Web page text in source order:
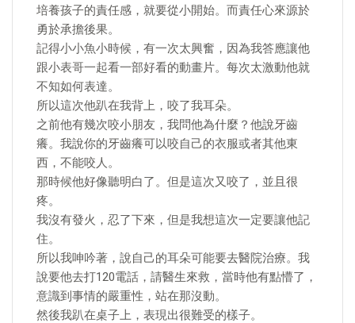
培養孩子的責任感，就要從小開始。而責任心來源於
勇於承擔後果。
記得小小魚小時候，有一次太興奮，因為我答應讓他
跟小表哥一起看一部好看的動畫片。每次太激動他就
不知如何表達。
所以這次他趴在我背上，咬了我耳朵。
之前他有幾次咬小朋友，我問他為什麼？他說牙齒
癢。我說你的牙齒癢可以咬自己的衣服或者其他東
西，不能咬人。
那時候他好像聽明白了。但是這次又咬了，並且很
疼。
我沒有發火，忍了下來，但是我想這次一定要讓他記
住。
所以我呻吟著，說自己的耳朵可能要去醫院治療。我
說要他去打120電話，請醫生來救，當時他有點懵了，
意識到事情的嚴重性，站在那沒動。
然後我趴在桌子上，表現出很難受的樣子。